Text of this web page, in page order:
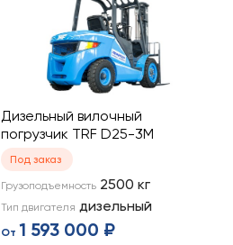
Дизельный вилочный
погрузчик TRF D25-3M
Под заказ
Грузоподъемность 2500 кг
Тип двигателя дизельный
От 1 593 000 ₽